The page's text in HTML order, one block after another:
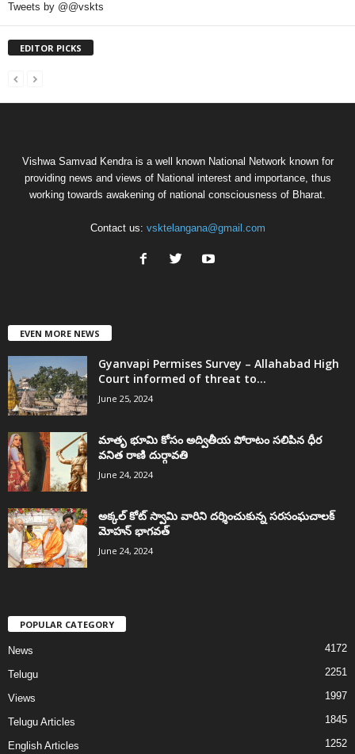
Tweets by @@vskts
EDITOR PICKS
Vishwa Samvad Kendra is a well known National Network known for
providing news and views of National interest and importance, thus
working towards awakening of national consciousness of Bharat.
Contact us: vsktelangana@gmail.com
EVEN MORE NEWS
Gyanvapi Permises Survey – Allahabad High
Court informed of threat to...
June 25, 2024
మాతృ భూమి కోసం అద్వితీయ పోరాటం సలిపిన ధీర
వనిత రాణి దుర్గావతి
June 24, 2024
అక్కల్‌ కోట్‌ స్వామి వారిని దర్శించుకున్న సరసంఘచాలక్
మోహన్ భాగవత్
June 24, 2024
POPULAR CATEGORY
News 4172
Telugu 2251
Views 1997
Telugu Articles 1845
English Articles 1252